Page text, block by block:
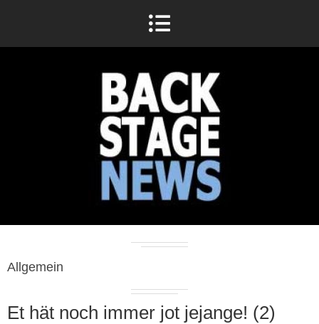
Allgemein
Et hät noch immer jot jejange! (2)